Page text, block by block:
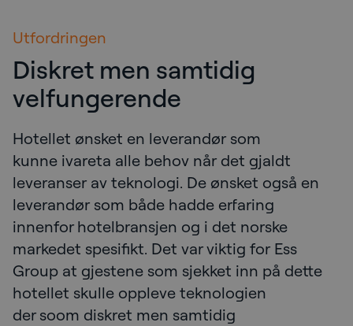
Utfordringen
Diskret men samtidig
velfungerende
Hotellet ønsket en leverandør som
kunne ivareta alle behov når det gjaldt
leveranser av teknologi. De ønsket også en
leverandør som både hadde erfaring
innenfor hotelbransjen og i det norske
markedet spesifikt. Det var viktig for Ess
Group at gjestene som sjekket inn på dette
hotellet skulle oppleve teknologien
der soom diskret men samtidig